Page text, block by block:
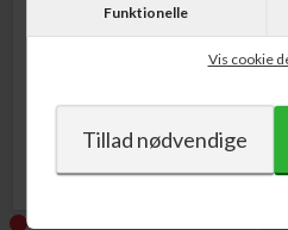
Funktionelle
Vis cookie
2.489,00 DKK